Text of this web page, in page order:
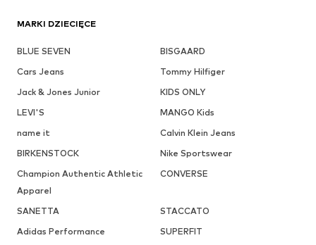
MARKI DZIECIĘCE
BLUE SEVEN
BISGAARD
Cars Jeans
Tommy Hilfiger
Jack & Jones Junior
KIDS ONLY
LEVI'S
MANGO Kids
name it
Calvin Klein Jeans
BIRKENSTOCK
Nike Sportswear
Champion Authentic Athletic
Apparel
CONVERSE
SANETTA
STACCATO
Adidas Performance
SUPERFIT